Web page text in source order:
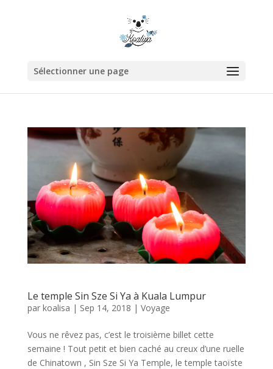
Sélectionner une page
Le temple Sin Sze Si Ya à Kuala Lumpur
par koalisa | Sep 14, 2018 | Voyage
Vous ne rêvez pas, c’est le troisième billet cette
semaine ! Tout petit et bien caché au creux d’une ruelle
de Chinatown , Sin Sze Si Ya Temple, le temple taoïste